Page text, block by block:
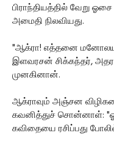
பிராந்தியத்தில் வேறு
அமைதி நிலவியது.
"ஆக்ரா! எத்தனை
இளவரசன் சிக்கந்தர், அதர
முனகினான்.
ஆக்ராவும் அஞ்சன
கவனித்துச் சொன்னாள்:
கவிதையை ரசிப்பது